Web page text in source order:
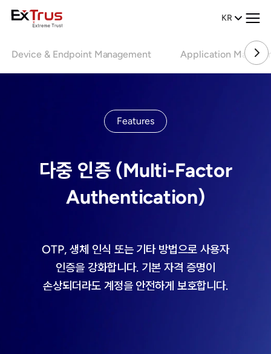
KR
Device & Endpoint Management Application
Features
다중 인증 (Multi-Factor
Authentication)
OTP, 생체 인식 또는 기타 방법으로 사용자
인증을 강화합니다. 기본 자격 증명이
손상되더라도 계정을 안전하게 보호합니다.